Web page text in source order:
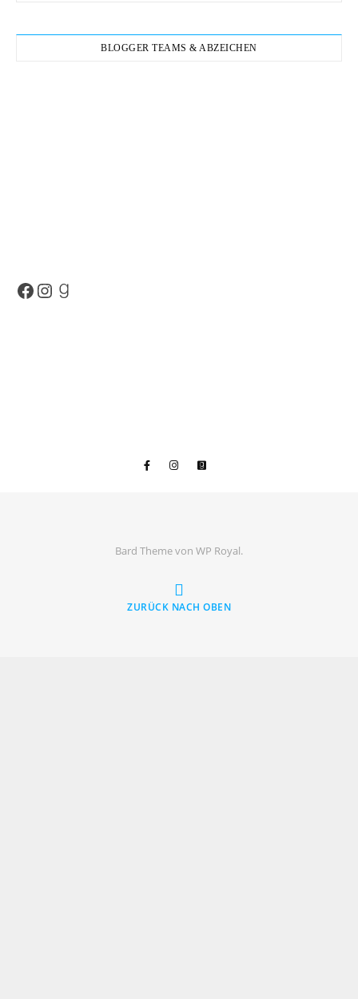
BLOGGER TEAMS & ABZEICHEN
Facebook
Instagram
Goodreads
Bard Theme von WP Royal.
ZURÜCK NACH OBEN